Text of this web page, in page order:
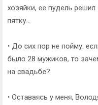
хозяйки, ее пудель решил
пятку...
• До сих пор не пойму:
было 28 мужиков, то
на свадьбе?
• Оставаясь у меня,